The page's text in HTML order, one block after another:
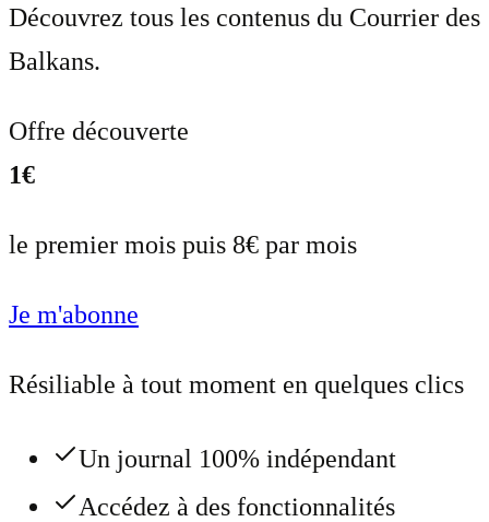
Découvrez tous les contenus du Courrier des
Balkans.
Offre découverte
1€
le premier mois puis 8€ par mois
Je m'abonne
Résiliable à tout moment en quelques clics
Un journal 100% indépendant
Accédez à des fonctionnalités